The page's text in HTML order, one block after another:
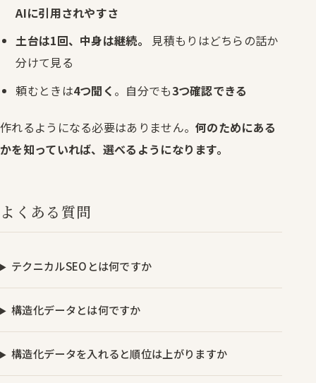
AIに引用されやすさ
土台は1回、中身は継続。
見積もりはどちらの話か
分けて見る
頼むときは4つ聞く 。自分でも3つ確認できる
作れるようになる必要はありません。何のためにある
かを知っていれば、選べるようになります。
よくある質問
テクニカルSEOとは何ですか
構造化データとは何ですか
構造化データを入れると順位は上がりますか